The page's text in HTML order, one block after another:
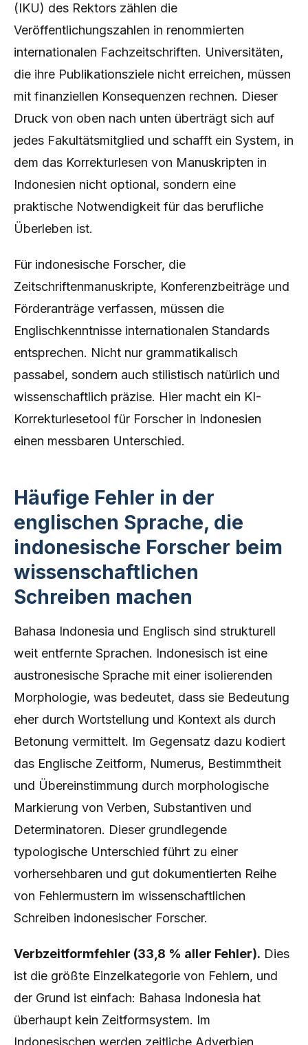
(IKU) des Rektors zählen die
Veröffentlichungszahlen in renommierten
internationalen Fachzeitschriften. Universitäten,
die ihre Publikationsziele nicht erreichen, müssen
mit finanziellen Konsequenzen rechnen. Dieser
Druck von oben nach unten überträgt sich auf
jedes Fakultätsmitglied und schafft ein System, in
dem das Korrekturlesen von Manuskripten in
Indonesien nicht optional, sondern eine
praktische Notwendigkeit für das berufliche
Überleben ist.
Für indonesische Forscher, die
Zeitschriftenmanuskripte, Konferenzbeiträge und
Förderanträge verfassen, müssen die
Englischkenntnisse internationalen Standards
entsprechen. Nicht nur grammatikalisch
passabel, sondern auch stilistisch natürlich und
wissenschaftlich präzise. Hier macht ein KI-
Korrekturlesetool für Forscher in Indonesien
einen messbaren Unterschied.
Häufige Fehler in der
englischen Sprache, die
indonesische Forscher beim
wissenschaftlichen
Schreiben machen
Bahasa Indonesia und Englisch sind strukturell
weit entfernte Sprachen. Indonesisch ist eine
austronesische Sprache mit einer isolierenden
Morphologie, was bedeutet, dass sie Bedeutung
eher durch Wortstellung und Kontext als durch
Betonung vermittelt. Im Gegensatz dazu kodiert
das Englische Zeitform, Numerus, Bestimmtheit
und Übereinstimmung durch morphologische
Markierung von Verben, Substantiven und
Determinatoren. Dieser grundlegende
typologische Unterschied führt zu einer
vorhersehbaren und gut dokumentierten Reihe
von Fehlermustern im wissenschaftlichen
Schreiben indonesischer Forscher.
Verbzeitformfehler (33,8 % aller Fehler). Dies
ist die größte Einzelkategorie von Fehlern, und
der Grund ist einfach: Bahasa Indonesia hat
überhaupt kein Zeitformsystem. Im
Indonesischen werden zeitliche Adverbien